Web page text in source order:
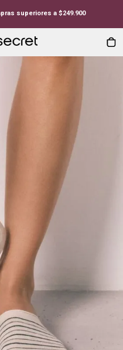
superiores a $249.900